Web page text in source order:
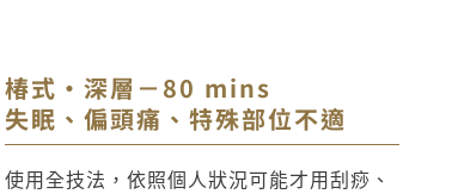
椿式・深層－80 mins
失眠、偏頭痛、特殊部位不適
使用全技法，依照個人狀況可能才用刮痧、